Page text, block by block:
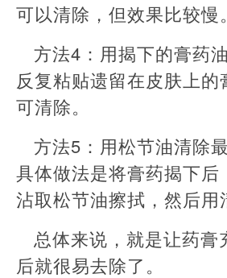
可以清除，但效果比较慢。
方法4：用揭下的膏药
反复粘贴遗留在皮肤上
可清除。
方法5：用松节油清除
具体做法是将膏药揭下后
沾取松节油擦拭，然后用
总体来说，就是让药膏
后就很易去除了。